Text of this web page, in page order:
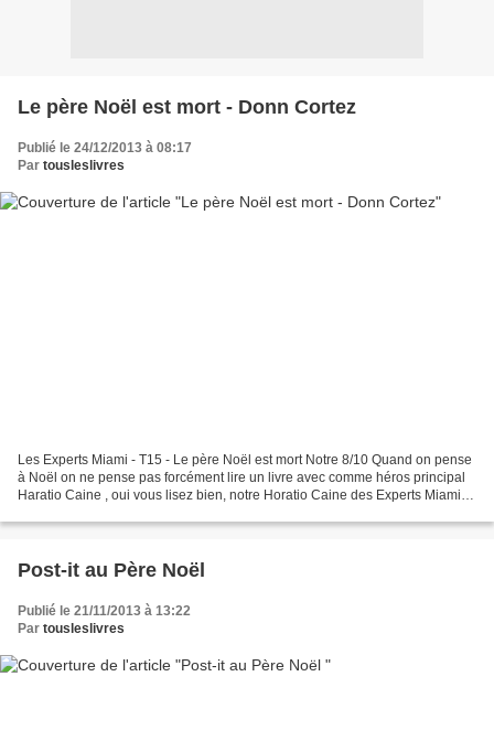
Le père Noël est mort - Donn Cortez
Publié le 24/12/2013 à 08:17
Par tousleslivres
Les Experts Miami - T15 - Le père Noël est mort Notre 8/10 Quand on pense
à Noël on ne pense pas forcément lire un livre avec comme héros principal
Haratio Caine , oui vous lisez bien, notre Horatio Caine des Experts Miami !!!
Post-it au Père Noël
Publié le 21/11/2013 à 13:22
Par tousleslivres